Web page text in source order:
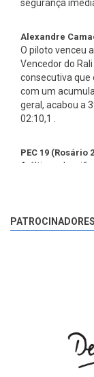
segurança
Alexandre
O piloto venceu
Vencedor do
consecutiva
com um
geral, acabou a
02:10,1 .
PEC 19 (Rosário
A última
PATROCINADORES